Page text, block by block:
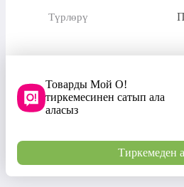
Түрлөрү
Товарды Мой О!
тиркемесинен сатып ала
аласыз
Тиркемеден